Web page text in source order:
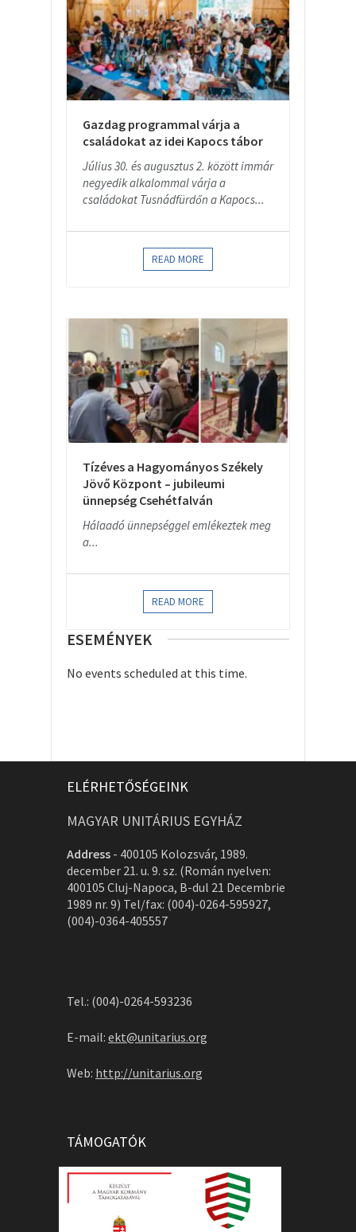
Gazdag programmal várja a
családokat az idei Kapocs tábor
Július 30. és augusztus 2. között immár
negyedik alkalommal várja a
családokat Tusnádfürdőn a Kapocs...
READ MORE
Tízéves a Hagyományos Székely
Jövő Központ – jubileumi
ünnepség Csehétfalván
Hálaadó ünnepséggel emlékeztek meg
a...
READ MORE
ESEMÉNYEK
No events scheduled at this time.
ELÉRHETŐSÉGEINK
MAGYAR UNITÁRIUS EGYHÁZ
Address - 400105 Kolozsvár, 1989.
december 21. u. 9. sz. (Román nyelven:
400105 Cluj-Napoca, B-dul 21 Decembrie
1989 nr. 9) Tel/fax: (004)-0264-595927,
(004)-0364-405557
Tel.: (004)-0264-593236
E-mail: ekt@unitarius.org
Web: http://unitarius.org
TÁMOGATÓK